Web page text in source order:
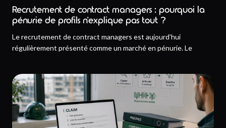
Recrutement de contract managers : pourquoi la
pénurie de profils n’explique pas tout ?
Le recrutement de contract managers est aujourd’hui
régulièrement présenté comme un marché en pénurie. Le